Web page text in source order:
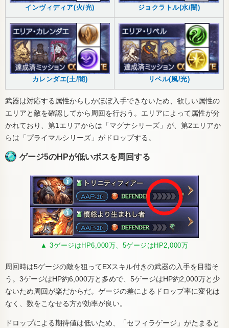
インヴィディア(火/光) ジョクラトル(水/闇)
カレンダエ(土/闇) リベル(風/光)
武器は対応する属性からしかほぼ入手できないため、欲しい属性の
エリアと敵を確認してから周回を行おう。エリアによって属性が分
かれており、第1エリアからは「マグナシリーズ」が、第2エリアか
らは「プライマルシリーズ」がドロップする。
ゲージ5のHPが低いボスを周回する
▲ 3ゲージはHP6,000万、5ゲージはHP2,000万
周回時は5ゲージの敵を狙ってEXスキル付きの武器の入手を目指そ
う。3ゲージはHP約6,000万と多めで、5ゲージはHP約2,000万と少
ないため周回が楽だからだ。ゲージの差によるドロップ率に変化は
なく、数をこなせる方が効率が良い。
ドロップによる期待値は低いため、「セフィラゲージ」がたまると